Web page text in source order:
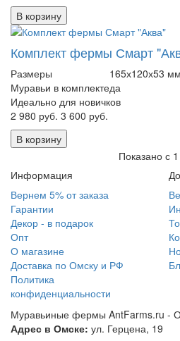
В корзину
Комплект фермы Смарт
Размеры
165х120х53 мм
Муравьи в комплектеда
Идеально для новичков
2 980 руб. 3 600 руб.
В корзину
Показано с
Информация
Вернем 5% от заказа
Гарантии
Декор - в подарок
Опт
О магазине
Доставка по Омску и РФ
Политика
конфиденциальности
Муравьиные фермы AntFarms.ru -
Адрес в Омске: ул. Герцена, 19